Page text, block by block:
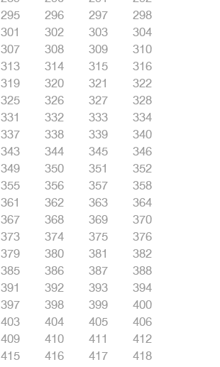
295 296 297
298
301 302 303
304
307 308 309
310
313 314 315
316
319 320 321
322
325 326 327
328
331 332 333
334
337 338 339
340
343 344 345
346
349 350 351
352
355 356 357
358
361 362 363
364
367 368 369
370
373 374 375
376
379 380 381
382
385 386 387
388
391 392 393
394
397 398 399
400
403 404 405
406
409 410 411
412
415 416 417
418